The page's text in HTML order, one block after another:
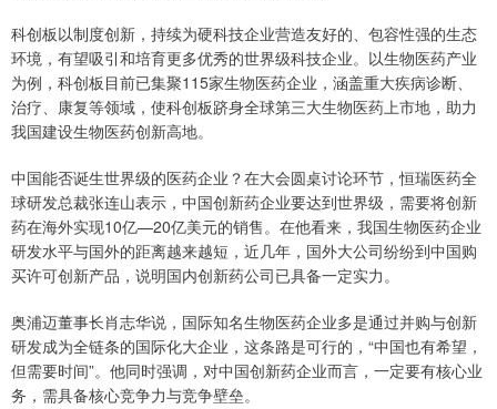
科创板以制度创新，持续为硬科技企业营造友好的、包容性强的生态
环境，有望吸引和培育更多优秀的世界级科技企业。以生物医药产业
为例，科创板目前已集聚115家生物医药企业，涵盖重大疾病诊断、
治疗、康复等领域，使科创板跻身全球第三大生物医药上市地，助力
我国建设生物医药创新高地。
中国能否诞生世界级的医药企业？在大会圆桌讨论环节，恒瑞医药全
球研发总裁张连山表示，中国创新药企业要达到世界级，需要将创新
药在海外实现10亿—20亿美元的销售。在他看来，我国生物医药企业
研发水平与国外的距离越来越短，近几年，国外大公司纷纷到中国购
买许可创新产品，说明国内创新药公司已具备一定实力。
奥浦迈董事长肖志华说，国际知名生物医药企业多是通过并购与创新
研发成为全链条的国际化大企业，这条路是可行的，“中国也有希望，
但需要时间”。他同时强调，对中国创新药企业而言，一定要有核心业
务，需具备核心竞争力与竞争壁垒。